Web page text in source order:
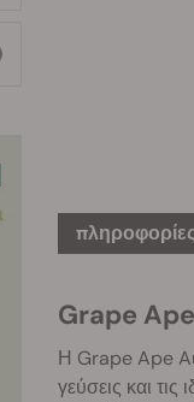
Grape
Η Grape Ape
γεύσεις και